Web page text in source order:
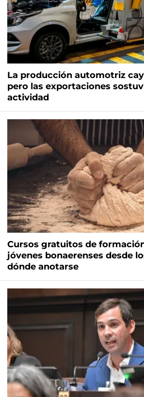
La producción automotriz
pero las exportaciones
actividad
Cursos gratuitos de
jóvenes bonaerenses desde
dónde anotarse